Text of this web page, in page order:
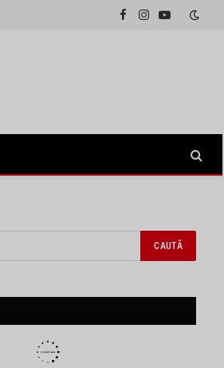
Facebook
InstagramYouTube